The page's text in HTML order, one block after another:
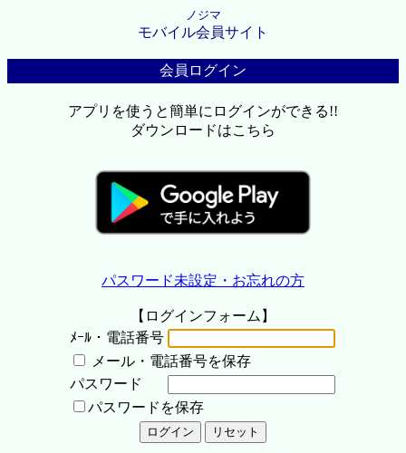
ノジマ
モバイル会員サイト
会員ログイン
アプリを使うと簡単にログインができる!!
ダウンロードはこちら
パスワード未設定・お忘れの方
【ログインフォーム】
ﾒｰﾙ・電話番号
メール・電話番号を保存
パスワード
パスワードを保存